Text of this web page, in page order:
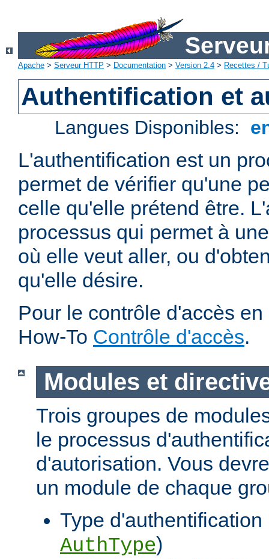
Apache > Serveur HTTP > Documentation > Version 2.4 > Recettes /
Authentification et
Langues Disponibles:
L'authentification est un
permet de vérifier qu'une
celle qu'elle prétend être.
processus qui permet à
où elle veut aller, ou
qu'elle désire.
Pour le contrôle d'accès
How-To Contrôle d'accès.
Modules et
Trois groupes de
le processus
d'autorisation. Vous
un module de chaque
Type
AuthType)